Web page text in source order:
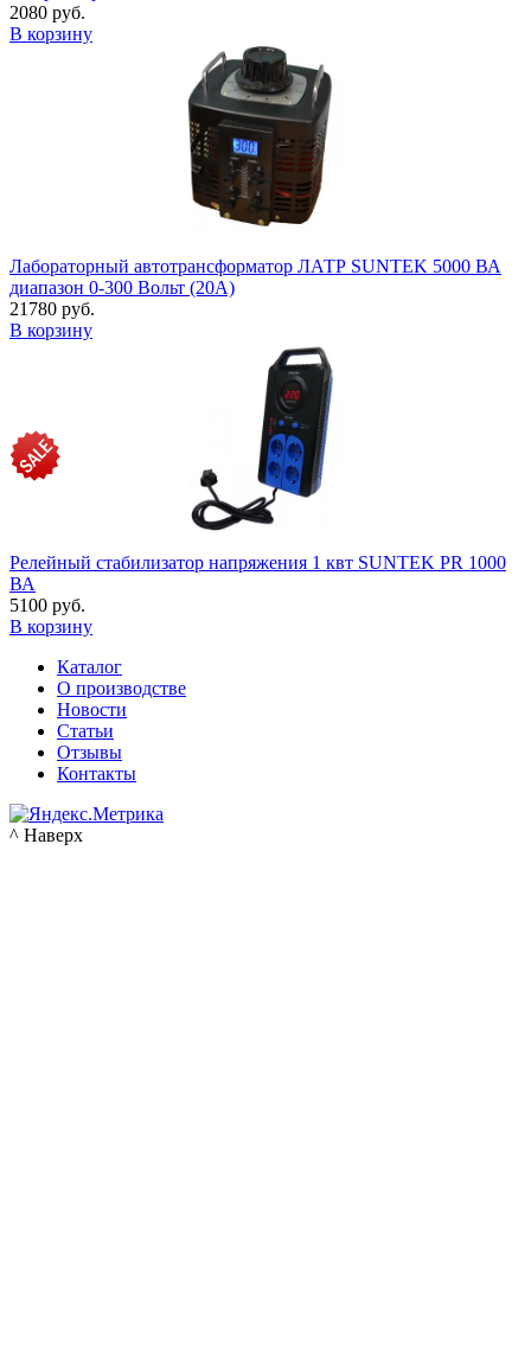
2080 руб.
В корзину
Лабораторный автотрансформатор ЛАТР SUNTEK 5000 ВА
диапазон 0-300 Вольт (20А)
21780 руб.
В корзину
Релейный стабилизатор напряжения 1 квт SUNTEK PR 1000
ВА
5100 руб.
В корзину
Каталог
О производстве
Новости
Статьи
Отзывы
Контакты
^ Наверх